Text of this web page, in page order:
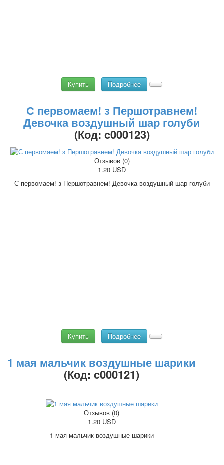
Купить Подробнее
С первомаем! з Першотравнем!
Девочка воздушный шар голуби
(Код: c000123)
Отзывов (0)
1.20 USD
С первомаем! з Першотравнем! Девочка воздушный шар голуби
Купить Подробнее
1 мая мальчик воздушные шарики
(Код: c000121)
Отзывов (0)
1.20 USD
1 мая мальчик воздушные шарики